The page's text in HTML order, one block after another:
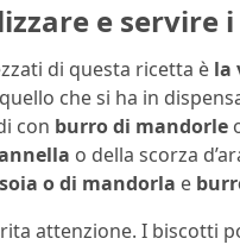
e servire
di questa ricetta è la
che si ha in
con burro di mandorle
o della scorza
o di mandorla e
attenzione. I biscotti